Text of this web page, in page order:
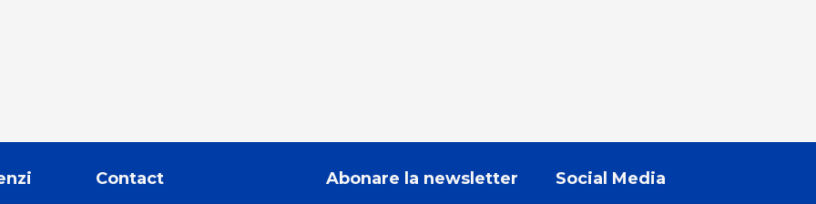
Contact Abonare la newsletter Social Media